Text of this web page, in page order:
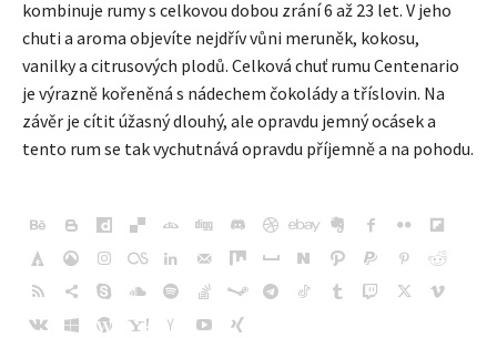
kombinuje rumy s celkovou dobou zrání 6 až 23 let. V jeho
chuti a aroma objevíte nejdřív vůni meruněk, kokosu,
vanilky a citrusových plodů. Celková chuť rumu Centenario
je výrazně kořeněná s nádechem čokolády a tříslovin. Na
závěr je cítit úžasný dlouhý, ale opravdu jemný ocásek a
tento rum se tak vychutnává opravdu příjemně a na pohodu.